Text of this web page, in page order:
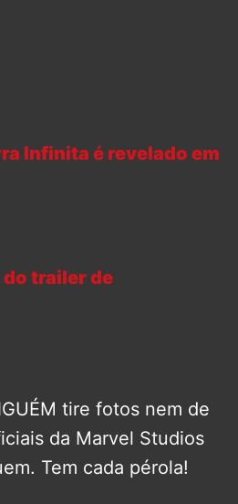
Infinita é revelado em
do trailer de
tire fotos nem de
da Marvel Studios
Tem cada pérola!